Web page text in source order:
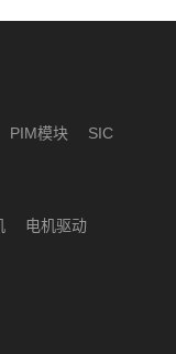
PIM模块 SIC
电机驱动